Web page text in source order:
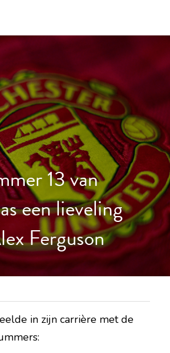
POWERED BY
13 van
een lieveling
Ferguson
in zijn carrière met de